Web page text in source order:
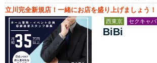
立川完全新規店！一緒にお店を盛り上げましょう！
西東京 セクキャバ
BiBi